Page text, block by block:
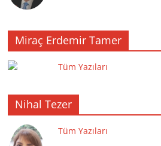
Miraç Erdemir Tamer
Tüm Yazıları
Nihal Tezer
Tüm Yazıları